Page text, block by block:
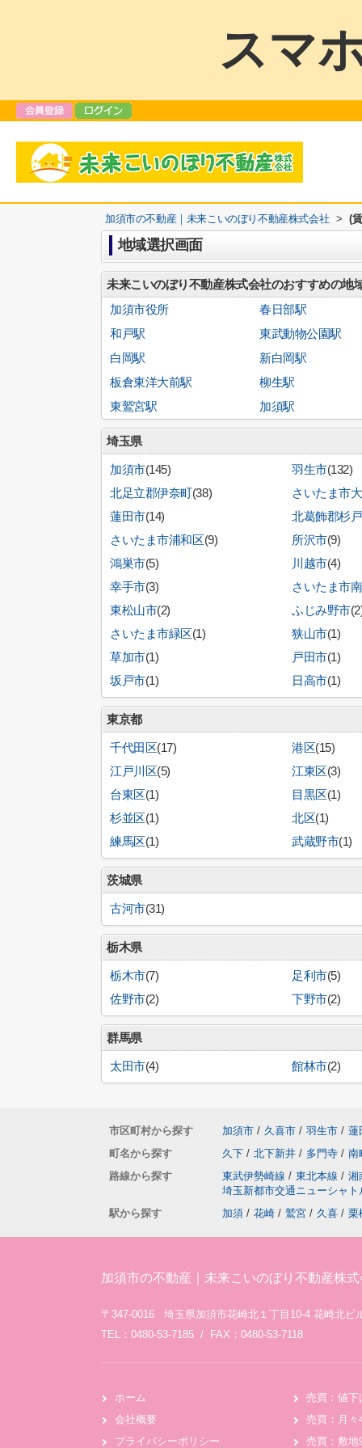
スマ
加須市の不動産｜未来こいのぼり不動産株式会社 > (
地域選択画面
未来こいのぼり不動産株式会社のおすすめの地
加須市役所
春日部駅
和戸駅
東武動物公園駅
白岡駅
新白岡駅
板倉東洋大前駅
柳生駅
東鷲宮駅
加須駅
埼玉県
加須市(145) 羽生市(132)
北足立郡伊奈町(38)
さいたま市
蓮田市(14)
北葛飾郡杉
さいたま市浦和区(9) 所沢市(9)
鴻巣市(5) 川越市(4)
幸手市(3)
さいたま市
東松山市(2) ふじみ野市
さいたま市緑区(1) 狭山市(1)
草加市(1) 戸田市(1)
坂戸市(1) 日高市(1)
東京都
千代田区(17) 港区(15)
江戸川区(5) 江東区(3)
台東区(1) 目黒区(1)
杉並区(1) 北区(1)
練馬区(1) 武蔵野市(1)
茨城県
古河市(31)
栃木県
栃木市(7) 足利市(5)
佐野市(2) 下野市(2)
群馬県
太田市(4) 館林市(2)
市区町村から探す 加須市 / 久喜市 / 羽生市 / 蓮
町名から探す
久下 / 北下新井 / 多門寺 /
路線から探す
東武伊勢崎線 / 東北本線 / 湘
埼玉新都市交通ニューシャ
駅から探す
加須 / 花崎 / 鷲宮 / 久喜 / 栗
加須市の不動産｜未来こいのぼり不動産株
〒347-0016 埼玉県加須市花崎北１丁目10-4 花崎北ビ
TEL：0480-53-7185 / FAX：0480-53-7118
ホーム
会社概要
プライバシーポリシー
売買：値下
売買：月々
売買：敷地